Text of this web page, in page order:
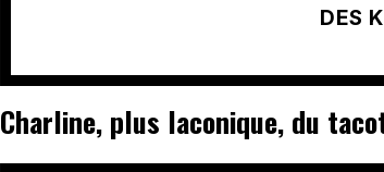
DES
Charline, plus laconique, du